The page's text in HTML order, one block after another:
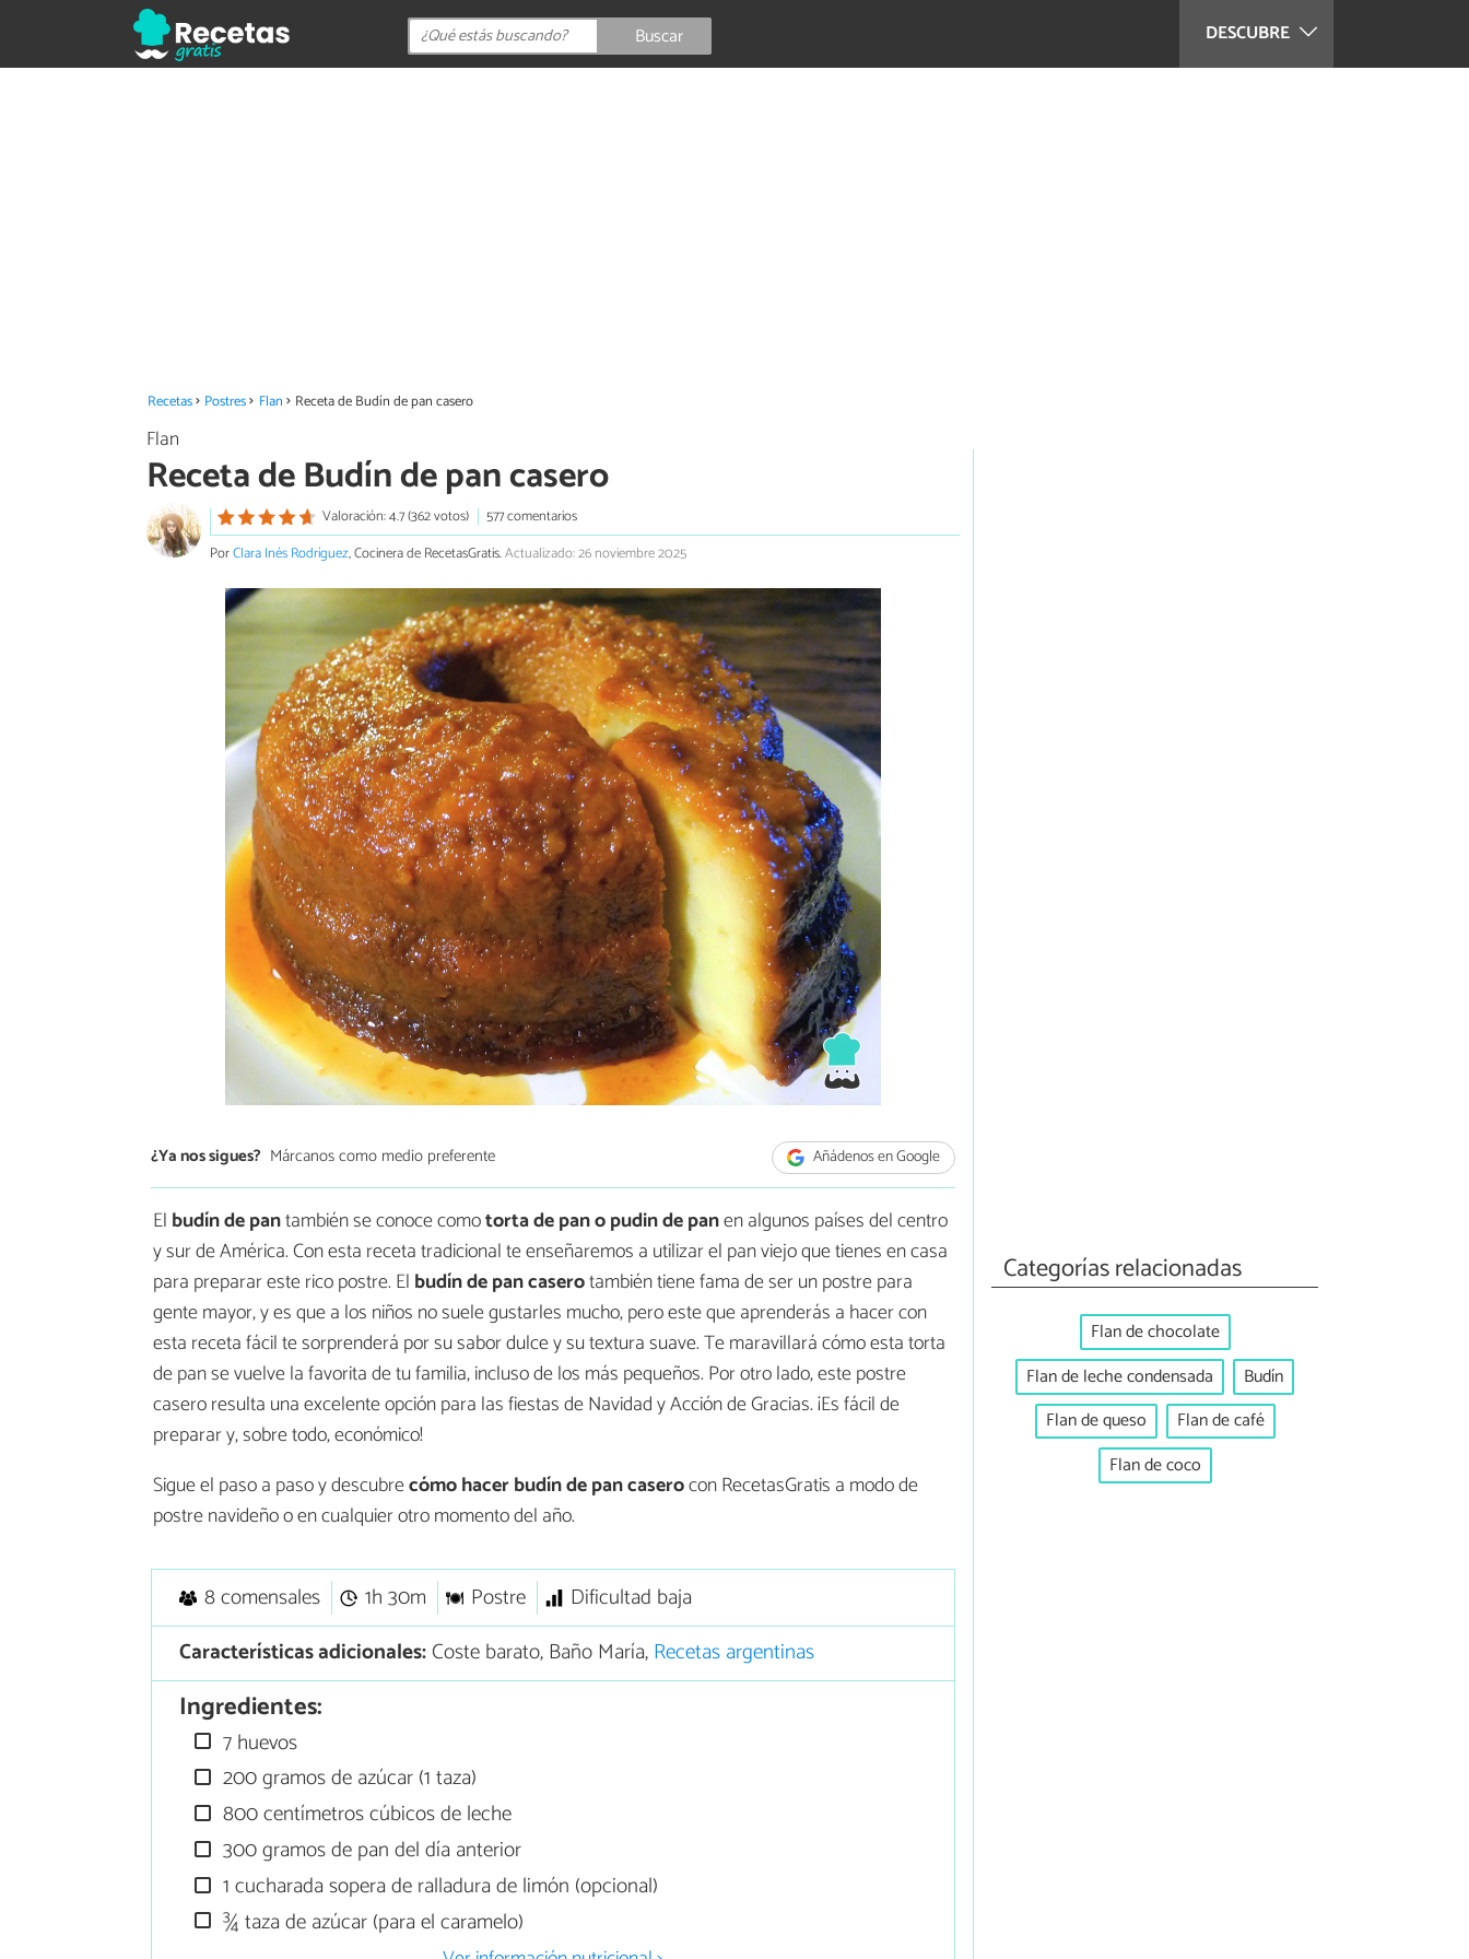
DESCUBRE
Buscar
Recetas Postres Flan Receta de Budín de pan casero
Flan
Receta de Budín de pan casero
Valoración: 4.7 (362 votos)
577 comentarios
PorClara Inés Rodríguez, Cocinera de RecetasGratis.Actualizado: 26 noviembre 2025
¿Ya nos sigues? Márcanos como medio preferente Añádenos en Google
El budín de pantambién se conoce comotorta de pan o pudin de panen algunos países del centro
y sur de América. Con esta receta tradicional te enseñaremos a utilizar el pan viejo que tienes en casa
para preparar este rico postre. El budín de pan caserotambién tiene fama de ser un postre para
gente mayor, y es que a los niños no suele gustarles mucho, pero este que aprenderás a hacer con
esta receta fácil te sorprenderá por su sabor dulce y su textura suave. Te maravillará cómo esta torta
de pan se vuelve la favorita de tu familia, incluso de los más pequeños. Por otro lado, este postre
casero resulta una excelente opción para las fiestas de Navidad y Acción de Gracias. ¡Es fácil de
preparar y, sobre todo, económico!
Sigue el paso a paso y descubrecómo hacerbudín de pan caserocon RecetasGratis a modo de
postre navideño o en cualquier otro momento del año.
8 comensales 1h 30m Postre
Dificultad baja
Características adicionales:Coste barato, Baño María,Recetas argentinas
Ingredientes:
7 huevos
200 gramos de azúcar (1 taza)
800 centímetros cúbicos de leche
300 gramos de pan del día anterior
1 cucharada sopera de ralladura de limón (opcional)
¾ taza de azúcar (para el caramelo)
Categorías relacionadas
Flan de chocolate
Flan de leche condensada
Budín
Flan de queso
Flan de café
Flan de coco